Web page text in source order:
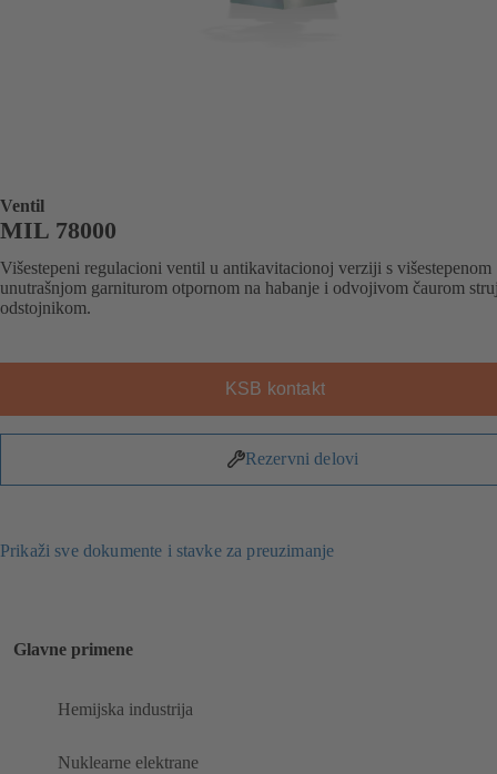
Ventil
MIL 78000
Višestepeni regulacioni ventil u antikavitacionoj verziji s višestepenom
unutrašnjom garniturom otpornom na habanje i odvojivom čaurom
odstojnikom.
KSB kontakt
Rezervni delovi
Prikaži sve dokumente i stavke za preuzimanje
Glavne primene
Hemijska industrija
Nuklearne elektrane